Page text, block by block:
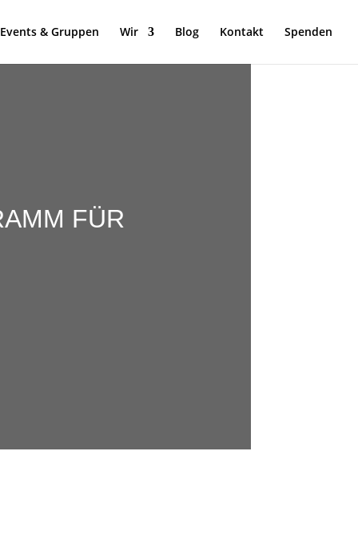
Events & Gruppen Wir Blog Kontakt Spenden
FÜR